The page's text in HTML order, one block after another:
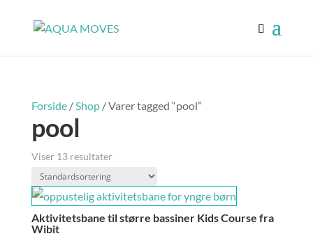
Forside/Shop/ Varer tagged “pool”
pool
Viser 13 resultater
Aktivitetsbane til større bassiner Kids Course fra
Wibit